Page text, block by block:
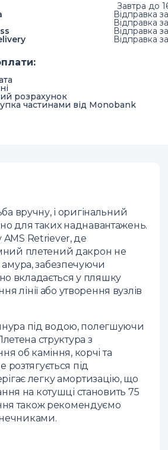
Завтра до
Відправка
Відправка
Відправка
Відправка
:
розрахунок
частинами від Monobank
вручну, і оригінальний
для таких наднавантажень.
Retriever, де
плетений дакрон не
забезпечуючи
вкладається у пляшку
або утворення вузлів
під водою, полегшуючи
структура з
об каміння, корчі та
під
легку амортизацію, що
на котушці становить 75
також рекомендуємо